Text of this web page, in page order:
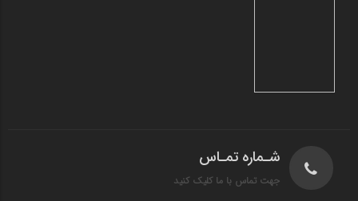
شـماره تمـاس
جهت تماس با ما کلیک کنید